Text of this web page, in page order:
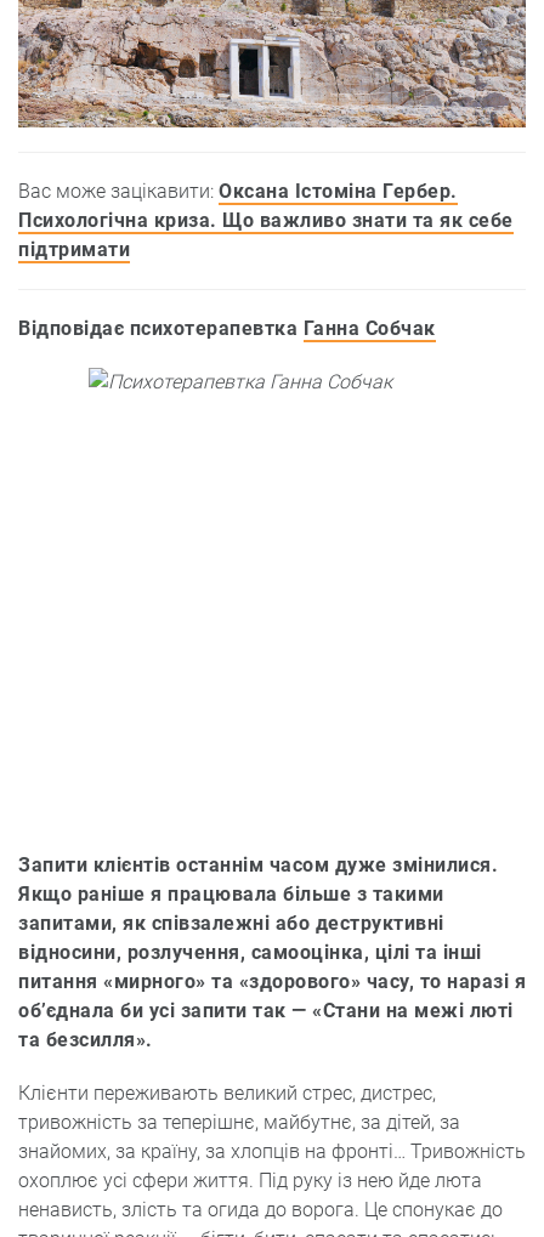
Вас може зацікавити: Оксана Істоміна Гербер.
Психологічна криза. Що важливо знати та як себе
підтримати
Відповідає психотерапевтка Ганна Собчак
Запити клієнтів останнім часом дуже змінилися.
Якщо раніше я працювала більше з такими
запитами, як співзалежні або деструктивні
відносини, розлучення, самооцінка, цілі та інші
питання «мирного» та «здорового» часу, то наразі я
об’єднала би усі запити так — «Стани на межі люті
та безсилля».
Клієнти переживають великий стрес, дистрес,
тривожність за теперішнє, майбутнє, за дітей, за
знайомих, за країну, за хлопців на фронті… Тривожність
охоплює усі сфери життя. Під руку із нею йде люта
ненависть, злість та огида до ворога. Це спонукає до